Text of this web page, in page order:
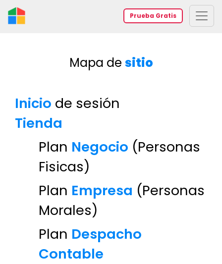
Prueba Gratis
Mapa de sitio
Inicio de sesión
Tienda
Plan Negocio (Personas
Fisicas)
Plan Empresa (Personas
Morales)
Plan Despacho
Contable